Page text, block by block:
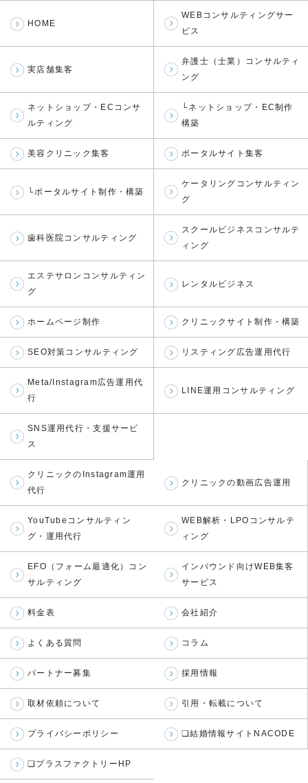
HOME
WEBコンサルティングサー
ビス
実店舗集客
弁護士（士業）コンサルティ
ング
ネットショップ・ECコンサ
ルティング
└ネットショップ・EC制作
構築
美容クリニック集客 ポータルサイト集客
└ポータルサイト制作・構築
ケータリングコンサルティン
グ
歯科医院コンサルティング
スクールビジネスコンサルテ
ィング
エステサロンコンサルティン
グ
レンタルビジネス
ホームページ制作 クリニックサイト制作・構築
SEO対策コンサルティング リスティング広告運用代行
Meta/Instagram広告運用代
行
LINE運用コンサルティング
SNS運用代行・支援サービ
ス
クリニックのInstagram運用
代行
クリニックの動画広告運用
YouTubeコンサルティン
グ・運用代行
WEB解析・LPOコンサルテ
ィング
EFO（フォーム最適化）コン
サルティング
インバウンド向けWEB集客
サービス
料金表 会社紹介
よくある質問 コラム
パートナー募集 採用情報
取材依頼について 引用・転載について
プライバシーポリシー ❏結婚情報サイトNACODE
❏プラスファクトリーHP